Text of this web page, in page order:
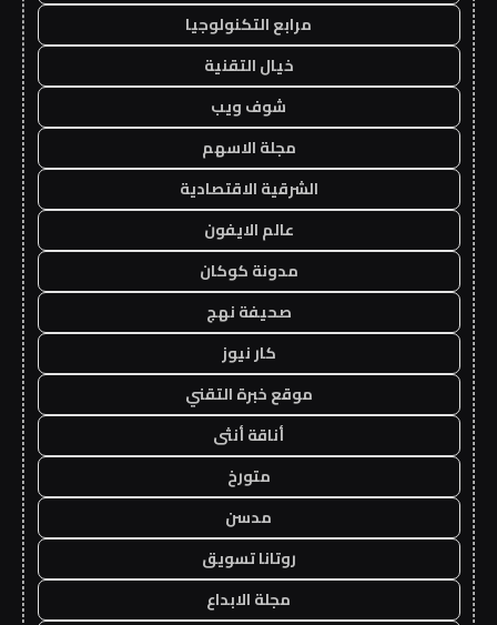
مرابع التكنولوجيا
خيال التقنية
شوف ويب
مجلة الاسهم
الشرقية الاقتصادية
عالم الايفون
مدونة كوكان
صحيفة نهج
كار نيوز
موقع خبرة التقني
أناقة أنثى
متورخ
مدسن
روتانا تسويق
مجلة الابداع